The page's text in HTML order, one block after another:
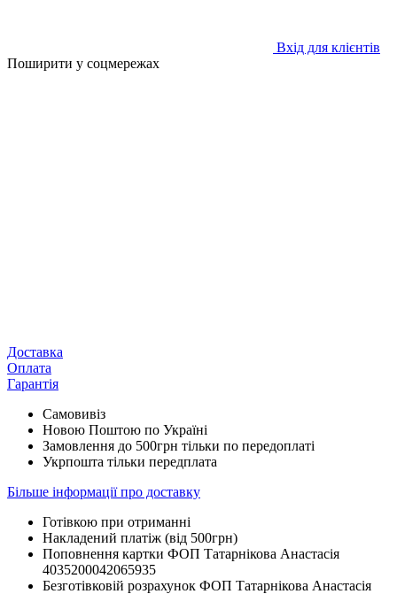
Вхід для клієнтів
Поширити у соцмережах
Доставка
Оплата
Гарантія
Самовивіз
Новою Поштою по Україні
Замовлення до 500грн тільки по передоплаті
Укрпошта тільки передплата
Більше інформації про доставку
Готівкою при отриманні
Накладений платіж (від 500грн)
Поповнення картки ФОП Татарнікова Анастасія
4035200042065935
Безготівковій розрахунок ФОП Татарнікова Анастасія